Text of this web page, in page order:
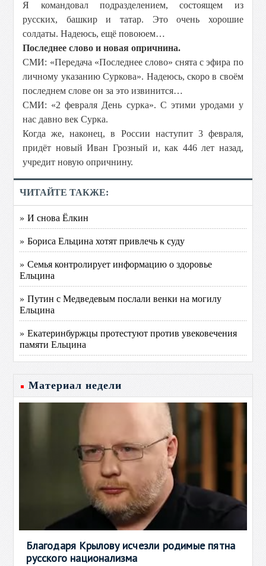
Я командовал подразделением, состоящем из
русских, башкир и татар. Это очень хорошие
солдаты. Надеюсь, ещё повоюем…
Последнее слово и новая опричнина.
СМИ: «Передача «Последнее слово» снята с эфира по
личному указанию Суркова». Надеюсь, скоро в своём
последнем слове он за это извинится…
СМИ: «2 февраля День сурка». С этими уродами у
нас давно век Сурка.
Когда же, наконец, в России наступит 3 февраля,
придёт новый Иван Грозный и, как 446 лет назад,
учредит новую опричнину.
ЧИТАЙТЕ ТАКЖЕ:
» И снова Ёлкин
» Бориса Ельцина хотят привлечь к суду
» Семья контролирует информацию о здоровье
Ельцина
» Путин с Медведевым послали венки на могилу
Ельцина
» Екатеринбуржцы протестуют против увековечения
памяти Ельцина
Материал недели
Благодаря Крылову исчезли родимые пятна
русского национализма